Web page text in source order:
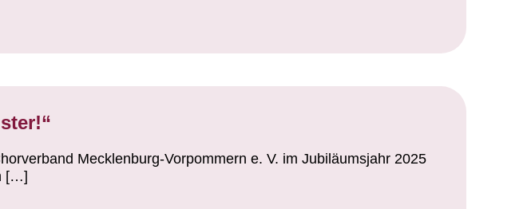
Mecklenburg-Vorpommern e. V. im Jubiläumsjahr 2025
[…]